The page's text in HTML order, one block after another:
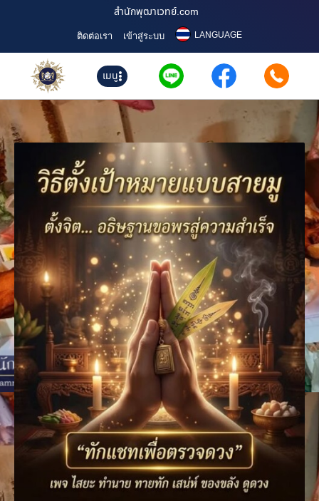
สำนักพุฒาเวทย์.com
ติดต่อเรา เข้าสู่ระบบ LANGUAGE
เมนู